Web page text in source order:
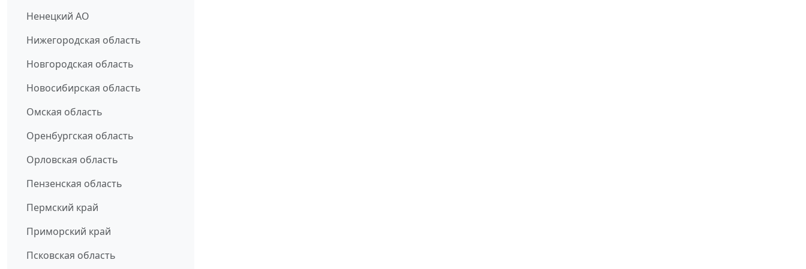
Ненецкий АО
Нижегородская область
Новгородская область
Новосибирская область
Омская область
Оренбургская область
Орловская область
Пензенская область
Пермский край
Приморский край
Псковская область